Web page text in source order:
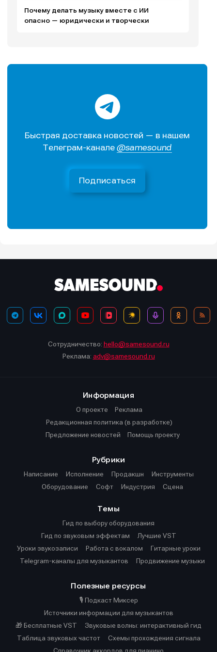
Предложение новостей Помощь проекту
Предложение новостей Помощь проекту
Почему делать музыку вместе с ИИ
опасно — юридически и творчески
Быстрая доставка новостей — в нашем
Телеграм-канале @samesound
Подписаться
Сотрудничество: hello@samesound.ru
Реклама: adv@samesound.ru
Информация
О проекте
Реклама
Редакционная политика (в разработке)
Предложение новостей
Помощь проекту
Рубрики
Написание
Исполнение Продакшн
Инструменты
Оборудование
Софт Индустрия Сцена
Темы
Гид по выбору оборудования
Гид по звуковым эффектам
Лучшие VST
Уроки звукозаписи
Работа с вокалом
Гитарные уроки
Telegram-каналы для музыкантов
Продвижение музыки
Полезные ресурсы
🎙️ Подкаст Миксер
Источники информации для музыкантов
🎁 Бесплатные VST
Звуковые волны: интерактивный гид
Таблица звуковых частот
Cхемы прохождения сигнала
Справочник аккордов для пианино